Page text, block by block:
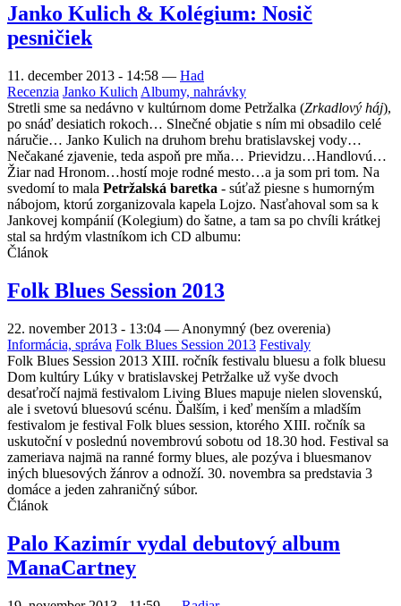
Janko Kulich & Kolégium: Nosič
pesničiek
11. december 2013 - 14:58 — Had
Recenzia Janko Kulich Albumy, nahrávky
Stretli sme sa nedávno v kultúrnom dome Petržalka (Zrkadlový háj),
po snáď desiatich rokoch… Slnečné objatie s ním mi obsadilo celé
náručie… Janko Kulich na druhom brehu bratislavskej vody…
Nečakané zjavenie, teda aspoň pre mňa… Prievidzu…Handlovú…
Žiar nad Hronom…hostí moje rodné mesto…a ja som pri tom. Na
svedomí to mala Petržalská baretka - súťaž piesne s humorným
nábojom, ktorú zorganizovala kapela Lojzo. Nasťahoval som sa k
Jankovej kompánií (Kolegium) do šatne, a tam sa po chvíli krátkej
stal sa hrdým vlastníkom ich CD albumu:
Článok
Folk Blues Session 2013
22. november 2013 - 13:04 — Anonymný (bez overenia)
Informácia, správa Folk Blues Session 2013 Festivaly
Folk Blues Session 2013 XIII. ročník festivalu bluesu a folk bluesu
Dom kultúry Lúky v bratislavskej Petržalke už vyše dvoch
desaťročí najmä festivalom Living Blues mapuje nielen slovenskú,
ale i svetovú bluesovú scénu. Ďalším, i keď menším a mladším
festivalom je festival Folk blues session, ktorého XIII. ročník sa
uskutoční v poslednú novembrovú sobotu od 18.30 hod. Festival sa
zameriava najmä na ranné formy blues, ale pozýva i bluesmanov
iných bluesových žánrov a odnoží. 30. novembra sa predstavia 3
domáce a jeden zahraničný súbor.
Článok
Palo Kazimír vydal debutový album
ManaCartney